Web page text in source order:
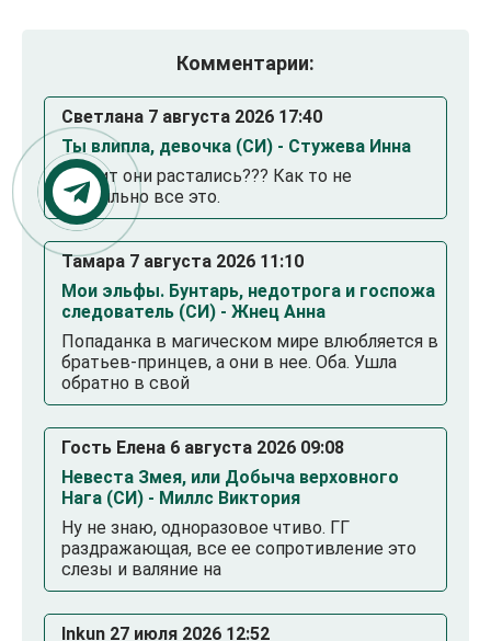
Комментарии:
Светлана 7 августа 2026 17:40
Ты влипла, девочка (СИ) - Стужева Инна
Значит они растались??? Как то не
правильно все это.
Тамара 7 августа 2026 11:10
Мои эльфы. Бунтарь, недотрога и госпожа
следователь (СИ) - Жнец Анна
Попаданка в магическом мире влюбляется в
братьев-принцев, а они в нее. Оба. Ушла
обратно в свой
Гость Елена 6 августа 2026 09:08
Невеста Змея, или Добыча верховного
Нага (СИ) - Миллс Виктория
Ну не знаю, одноразовое чтиво. ГГ
раздражающая, все ее сопротивление это
слезы и валяние на
Inkun 27 июля 2026 12:52